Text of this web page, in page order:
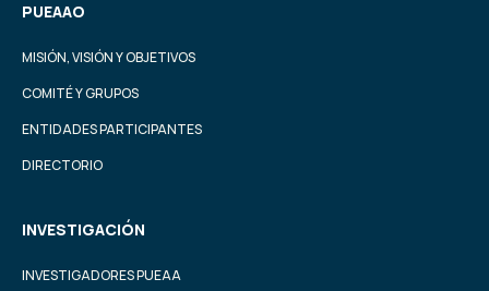
PUEAAO
MISIÓN, VISIÓN Y OBJETIVOS
COMITÉ Y GRUPOS
ENTIDADES PARTICIPANTES
DIRECTORIO
INVESTIGACIÓN
INVESTIGADORES PUEAA